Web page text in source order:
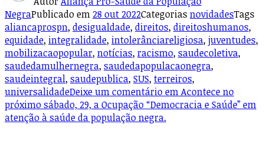
NegraPublicado em 28 out 2022Categorias novidadesTags
aliancaprospn, desigualdade, direitos, direitoshumanos,
equidade, integralidade, intolerânciareligiosa, juventudes,
mobilizacaopopular, notícias, racismo, saudecoletiva,
saudedamulhernegra, saudedapopulacaonegra,
saudeintegral, saudepublica, SUS, terreiros,
universalidadeDeixe um comentárioem Acontece no
próximo sábado, 29, a Ocupação “Democracia e Saúde” em
atenção à saúde da população negra.